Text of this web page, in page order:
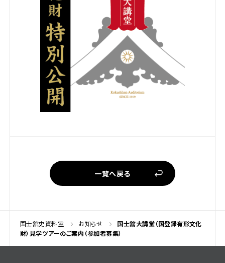
一覧へ戻る
国士舘史資料室 お知らせ
国士舘大講堂（国登録有形文化
財）見学ツアーのご案内（参加者募集）